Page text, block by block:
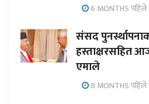
6 MONTHS पहिले
संसद
हस्ताक्षरसहित
एमाले
8 MONTHS पहिले